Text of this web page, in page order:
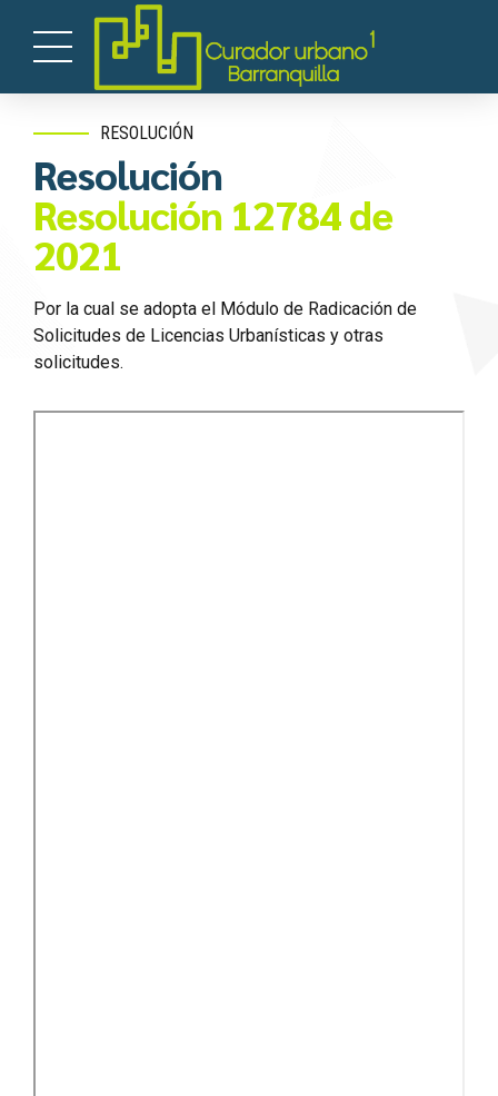
RESOLUCIÓN
Resolución
Resolución 12784 de
2021
Por la cual se adopta el Módulo de Radicación de
Solicitudes de Licencias Urbanísticas y otras
solicitudes.